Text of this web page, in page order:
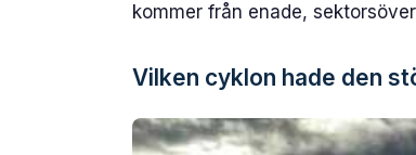
kommer från enade,
Vilken cyklon hade den